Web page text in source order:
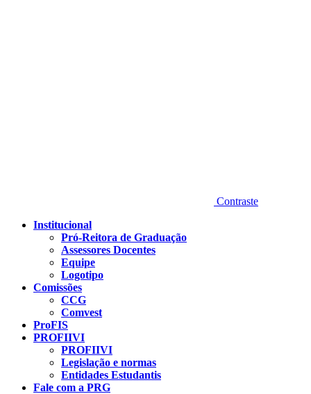
Contraste
Institucional
Pró-Reitora de Graduação
Assessores Docentes
Equipe
Logotipo
Comissões
CCG
Comvest
ProFIS
PROFIIVI
PROFIIVI
Legislação e normas
Entidades Estudantis
Fale com a PRG